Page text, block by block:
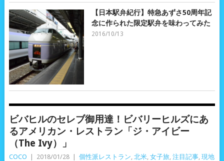
【日本駅弁紀行】特急あずさ50周年記
念に作られた限定駅弁を味わってみた
2016/10/13
ビバヒルのセレブ御用達！ビバリーヒルズにあ
るアメリカン・レストラン「ジ・アイビー
（The Ivy）」
COCO | 2018/01/28 | 個性派レストラン 北米, 女子旅, 注目記事, 現地